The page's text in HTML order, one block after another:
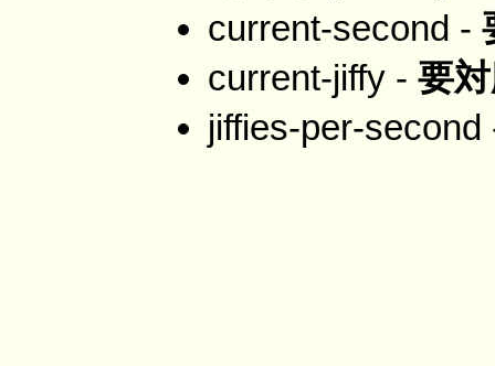
current-second -
current-jiffy - 要
jiffies-per-